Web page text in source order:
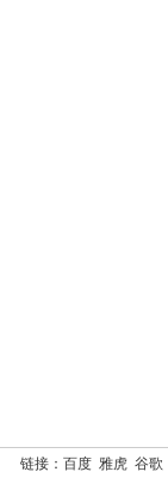
链接：百度 雅虎 谷歌